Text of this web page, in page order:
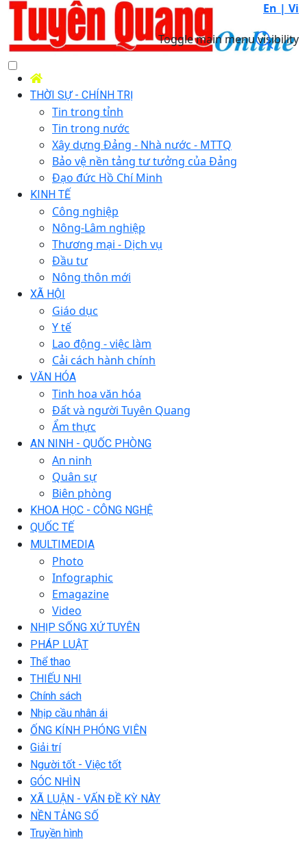
En | Vi
Toggle main menu visibility
THỜI SỰ - CHÍNH TRỊ
Tin trong tỉnh
Tin trong nước
Xây dựng Đảng - Nhà nước - MTTQ
Bảo vệ nền tảng tư tưởng của Đảng
Đạo đức Hồ Chí Minh
KINH TẾ
Công nghiệp
Nông-Lâm nghiệp
Thương mại - Dịch vụ
Đầu tư
Nông thôn mới
XÃ HỘI
Giáo dục
Y tế
Lao động - việc làm
Cải cách hành chính
VĂN HÓA
Tinh hoa văn hóa
Đất và người Tuyên Quang
Ẩm thực
AN NINH - QUỐC PHÒNG
An ninh
Quân sự
Biên phòng
KHOA HỌC - CÔNG NGHỆ
QUỐC TẾ
MULTIMEDIA
Photo
Infographic
Emagazine
Video
NHỊP SỐNG XỨ TUYÊN
PHÁP LUẬT
Thể thao
THIẾU NHI
Chính sách
Nhịp cầu nhân ái
ỐNG KÍNH PHÓNG VIÊN
Giải trí
Người tốt - Việc tốt
GÓC NHÌN
XÃ LUẬN - VẤN ĐỀ KỲ NÀY
NỀN TẢNG SỐ
Truyền hình